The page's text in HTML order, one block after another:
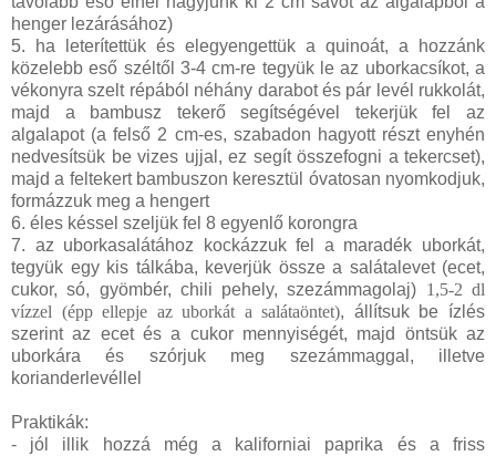
henger lezárásához)
5. ha leterítettük és elegyengettük a quinoát, a hozzánk
közelebb eső széltől 3-4 cm-re tegyük le az uborkacsíkot, a
vékonyra szelt répából néhány darabot és pár levél rukkolát,
majd a bambusz tekerő segítségével tekerjük fel az
algalapot (a felső 2 cm-es, szabadon hagyott részt enyhén
nedvesítsük be vizes ujjal, ez segít összefogni a tekercset),
majd a feltekert bambuszon keresztül óvatosan nyomkodjuk,
formázzuk meg a hengert
6. éles késsel szeljük fel 8 egyenlő korongra
7. az uborkasalátához kockázzuk fel a maradék uborkát,
tegyük egy kis tálkába, keverjük össze a salátalevet (ecet,
cukor, só, gyömbér, chili pehely, szezámmagolaj) 1,5-2 dl
vízzel (épp ellepje az uborkát a salátaöntet), állítsuk be ízlés
szerint az ecet és a cukor mennyiségét, majd öntsük az
uborkára és szórjuk meg szezámmaggal, illetve
korianderlevéllel
Praktikák:
- jól illik hozzá még a kaliforniai paprika és a friss